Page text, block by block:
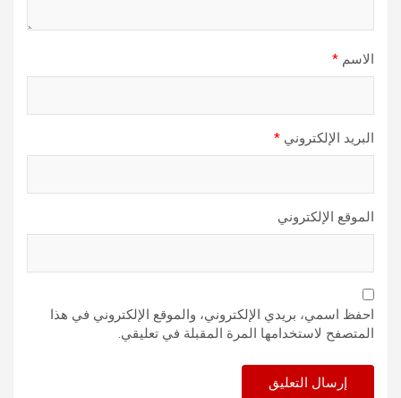
الاسم *
البريد الإلكتروني *
الموقع الإلكتروني
احفظ اسمي، بريدي الإلكتروني، والموقع الإلكتروني في هذا
المتصفح لاستخدامها المرة المقبلة في تعليقي.